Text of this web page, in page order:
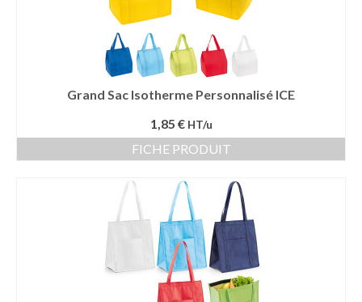
Grand Sac Isotherme Personnalisé ICE
1,85 € HT/u
FICHE PRODUIT